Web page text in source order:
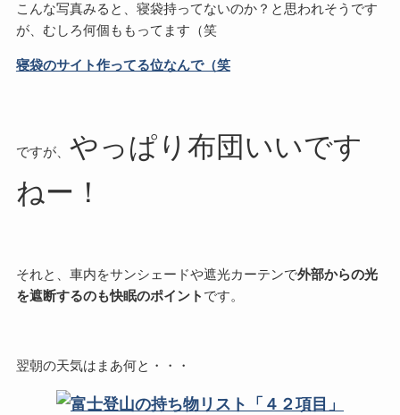
こんな写真みると、寝袋持ってないのか？と思われそうです
が、むしろ何個ももってます（笑
寝袋のサイト作ってる位なんで（笑
ですが、 やっぱり布団いいです
ねー！
それと、車内をサンシェードや遮光カーテンで外部からの光
を遮断するのも快眠のポイント です。
翌朝の天気はまあ何と・・・